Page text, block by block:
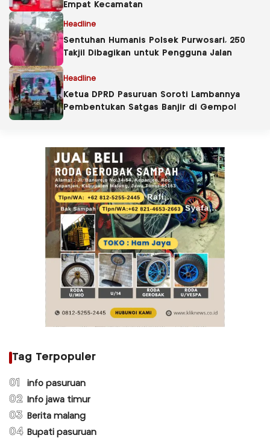
Empat Kecamatan
Headline
Sentuhan Humanis Polsek Purwosari, 250
Takjil Dibagikan untuk Pengguna Jalan
Headline
Ketua DPRD Pasuruan Soroti Lambannya
Pembentukan Satgas Banjir di Gempol
Tag Terpopuler
01 info pasuruan
02 Info jawa timur
03 Berita malang
04 Bupati pasuruan